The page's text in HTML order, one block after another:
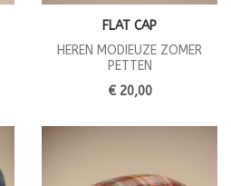
FLAT CAP
HEREN MODIEUZE ZOMER
PETTEN
€ 20,00